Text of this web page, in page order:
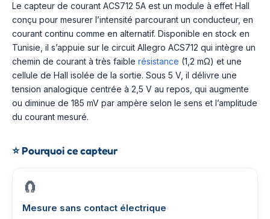
Le capteur de courant ACS712 5A est un module à effet Hall
conçu pour mesurer l’intensité parcourant un conducteur, en
courant continu comme en alternatif. Disponible en stock en
Tunisie, il s’appuie sur le circuit Allegro ACS712 qui intègre un
chemin de courant à très faible résistance (1,2 mΩ) et une
cellule de Hall isolée de la sortie. Sous 5 V, il délivre une
tension analogique centrée à 2,5 V au repos, qui augmente
ou diminue de 185 mV par ampère selon le sens et l’amplitude
du courant mesuré.
⭐Pourquoi ce capteur
🧲
Mesure sans contact électrique